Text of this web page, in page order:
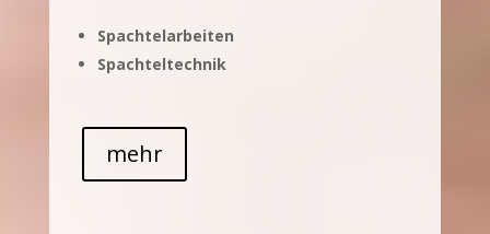
Spachtelarbeiten
Spachteltechnik
mehr